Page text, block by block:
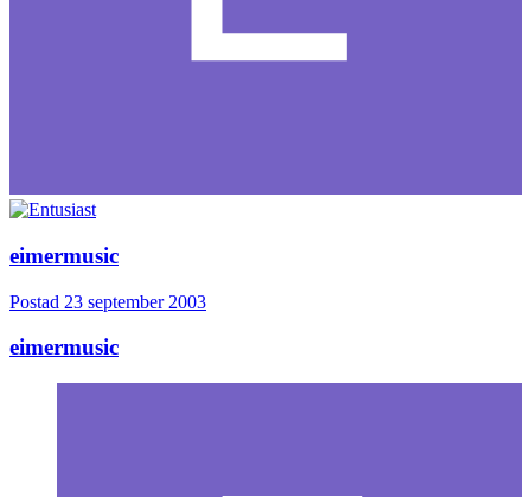
eimermusic
Postad 23 september 2003
eimermusic